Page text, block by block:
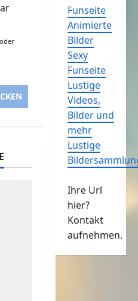
Funseite
Animierte
Bilder
Sexy
Funseite
Lustige
Videos,
Bilder und
mehr
Lustige
Ihre Url
hier?
Kontakt
aufnehmen.